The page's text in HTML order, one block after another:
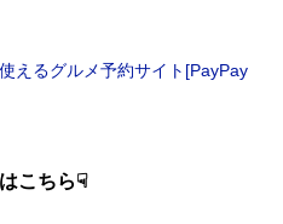
えるグルメ予約サイト[PayPay
こちら☟